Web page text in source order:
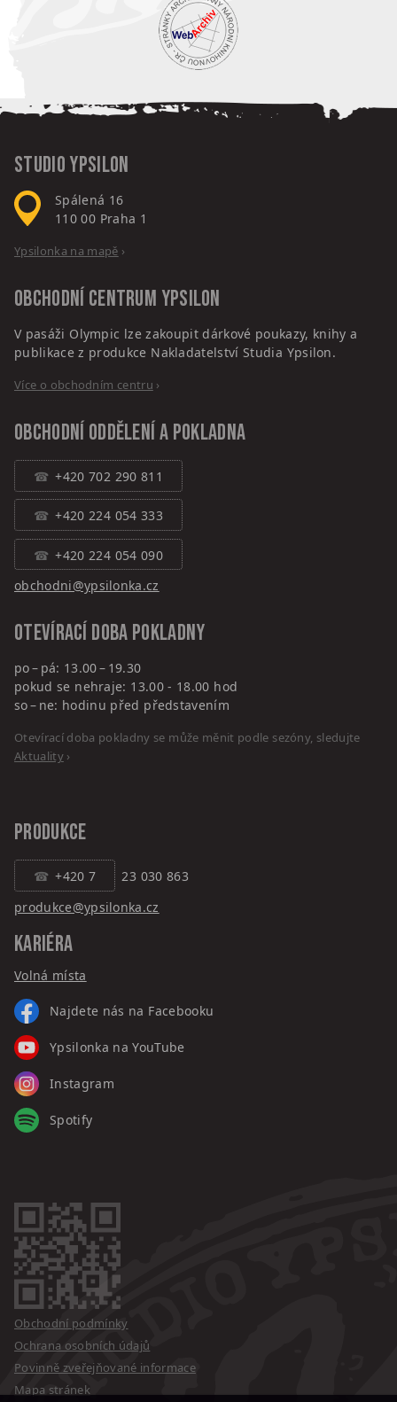
Studio Ypsilon
Spálená 16
110 00 Praha 1
Ypsilonka na mapě ›
Obchodní centrum Ypsilon
V pasáži Olympic lze zakoupit dárkové poukazy, knihy a
publikace z produkce Nakladatelství Studia Ypsilon.
Více o obchodním centru ›
Obchodní oddělení a pokladna
+420 702 290 811
+420 224 054 333
+420 224 054 090
obchodni@ypsilonka.cz
Otevírací doba pokladny
po – pá: 13.00 – 19.30
pokud se nehraje: 13.00 - 18.00 hod
so – ne: hodinu před představením
Otevírací doba pokladny se může měnit podle sezóny, sledujte
Aktuality›
PRODUKCE
+420 7
23 030 863
produkce@ypsilonka.cz
KARIÉRA
Volná místa
Najdete nás na Facebooku
Ypsilonka na YouTube
Instagram
Spotify
Obchodní podmínky
Ochrana osobních údajů
Povinně zveřejňované informace
Mapa stránek